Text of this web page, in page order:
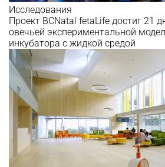
Исследования
Проект BCNatal fetaLife достиг 21
овечьей экспериментальной
инкубатора с жидкой средой